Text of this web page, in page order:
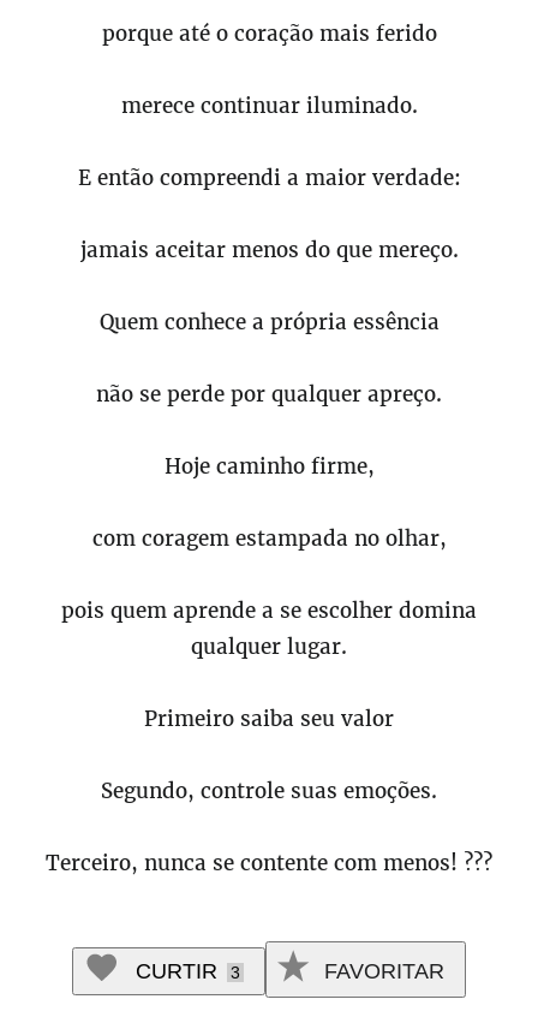
porque até o coração mais ferido
merece continuar iluminado.
E então compreendi a maior verdade:
jamais aceitar menos do que mereço.
Quem conhece a própria essência
não se perde por qualquer apreço.
Hoje caminho firme,
com coragem estampada no olhar,
pois quem aprende a se escolher domina
qualquer lugar.
Primeiro saiba seu valor
Segundo, controle suas emoções.
Terceiro, nunca se contente com menos! ???
CURTIR 3 FAVORITAR